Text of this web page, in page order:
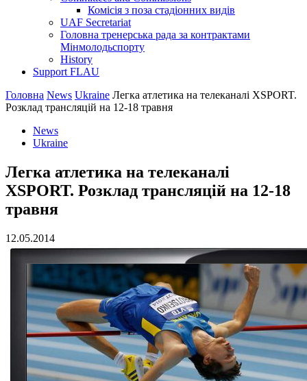
Комісія з поза стадіонних видів
UAF Secretariat
Головна тренерська рада за контрактами
Мінмолодьспорту
History
Support FLAU
Головна News Ukraine Легка атлетика на телеканалі XSPORT.
Розклад трансляцій на 12-18 травня
News
Ukraine
Легка атлетика на телеканалі
XSPORT. Розклад трансляцій на 12-18
травня
12.05.2014